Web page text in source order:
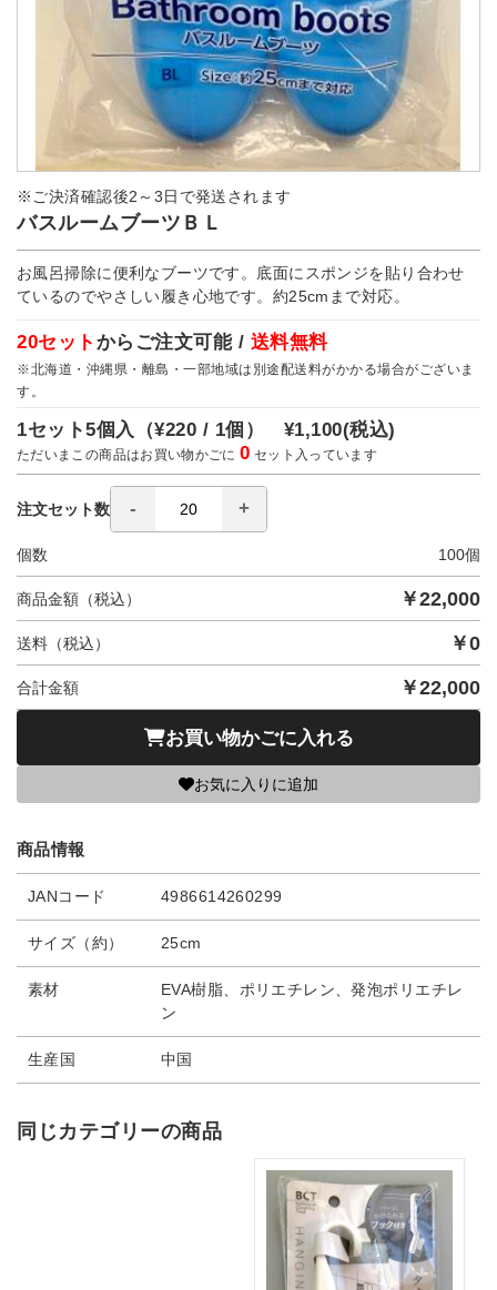
※ご決済確認後2～3日で発送されます
バスルームブーツＢＬ
お風呂掃除に便利なブーツです。底面にスポンジを貼り合わせ
ているのでやさしい履き心地です。約25cmまで対応。
20セット からご注文可能 / 送料無料
※北海道・沖縄県・離島・一部地域は別途配送料がかかる場合がございま
す。
1セット5個入（¥220 / 1個） ¥1,100(税込)
ただいまこの商品はお買い物かごに0 セット入っています
注文セット数
個数 100個
商品金額（税込） ￥22,000
送料（税込） ￥0
合計金額 ￥22,000
お買い物かごに入れる
お気に入りに追加
商品情報
JANコード 4986614260299
サイズ（約） 25cm
素材
EVA樹脂、ポリエチレン、発泡ポリエチレ
ン
生産国 中国
同じカテゴリーの商品